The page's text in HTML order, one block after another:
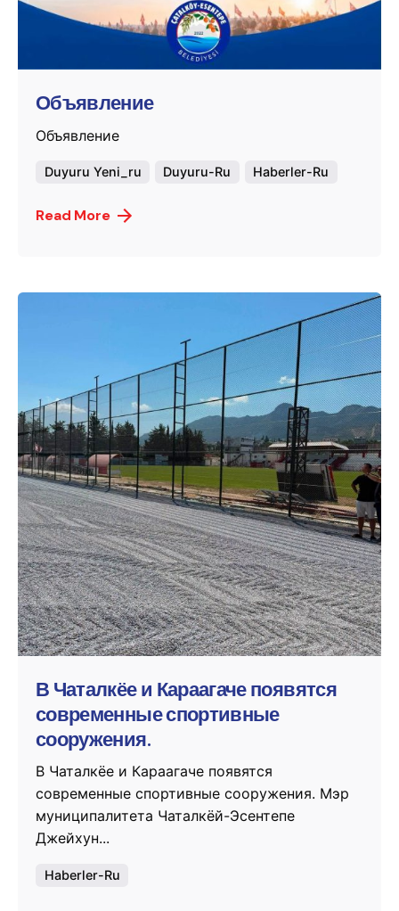
Posted by
murat.sozuak
Объявление
Объявление
Duyuru Yeni_ru Duyuru-Ru Haberler-Ru
Read More
Posted by
murat.sozuak
В Чаталкёе и Караагаче появятся
современные спортивные
сооружения.
В Чаталкёе и Караагаче появятся
современные спортивные сооружения. Мэр
муниципалитета Чаталкёй-Эсентепе
Джейхун...
Haberler-Ru